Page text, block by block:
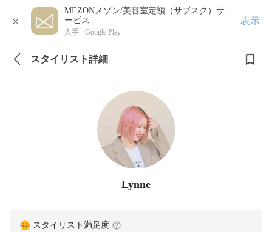
×
MEZONメゾン/美容室定額（サブスク）サ
ービス
入手 - Google Play
表示
スタイリスト詳細
Lynne
スタイリスト満足度